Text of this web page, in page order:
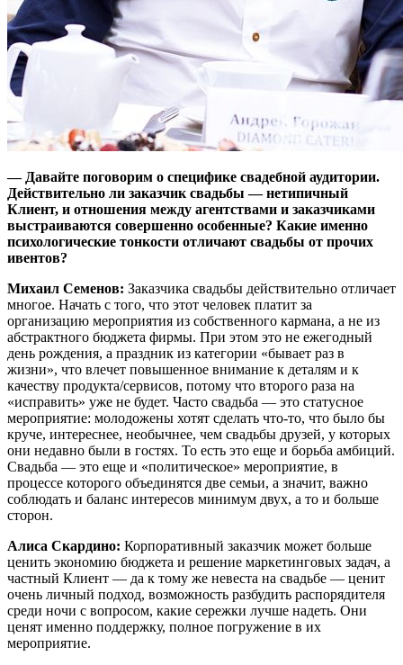
— Давайте поговорим о специфике свадебной аудитории.
Действительно ли заказчик свадьбы — нетипичный
Клиент, и отношения между агентствами и заказчиками
выстраиваются совершенно особенные? Какие именно
психологические тонкости отличают свадьбы от прочих
ивентов?
Михаил Семенов: Заказчика свадьбы действительно отличает
многое. Начать с того, что этот человек платит за
организацию мероприятия из собственного кармана, а не из
абстрактного бюджета фирмы. При этом это не ежегодный
день рождения, а праздник из категории «бывает раз в
жизни», что влечет повышенное внимание к деталям и к
качеству продукта/сервисов, потому что второго раза на
«исправить» уже не будет. Часто свадьба — это статусное
мероприятие: молодожены хотят сделать что-то, что было бы
круче, интереснее, необычнее, чем свадьбы друзей, у которых
они недавно были в гостях. То есть это еще и борьба амбиций.
Свадьба — это еще и «политическое» мероприятие, в
процессе которого объединятся две семьи, а значит, важно
соблюдать и баланс интересов минимум двух, а то и больше
сторон.
Алиса Скардино: Корпоративный заказчик может больше
ценить экономию бюджета и решение маркетинговых задач, а
частный Клиент — да к тому же невеста на свадьбе — ценит
очень личный подход, возможность разбудить распорядителя
среди ночи c вопросом, какие сережки лучше надеть. Они
ценят именно поддержку, полное погружение в их
мероприятие.